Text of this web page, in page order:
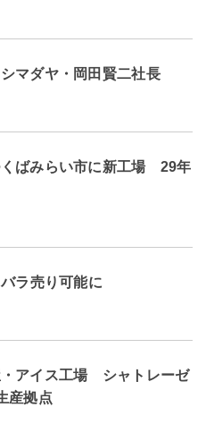
マダヤ・岡田賢二社長
くばみらい市に新工場 29年
ラ売り可能に
・アイス工場 シャトレーゼ
産拠点